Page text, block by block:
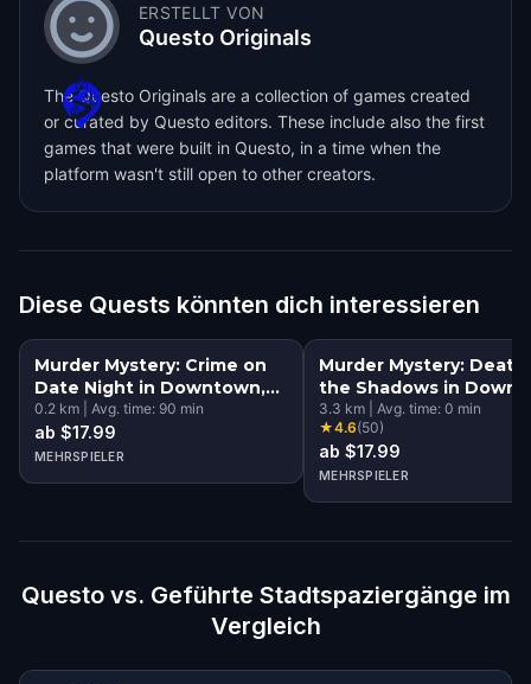
ERSTELLT VON
Questo Originals
The Questo Originals are a collection of games created
or curated by Questo editors. These include also the first
games that were built in Questo, in a time when the
platform wasn't still open to other creators.
Diese Quests könnten dich interessieren
Murder Mystery: Crime on
Date Night in Downtown,
Mesa
0.2 km Avg. time: 90 min
ab $17.99
MEHRSPIELER
Murder Mystery: Death
the Shadows in
Mesa
3.3 km Avg. time: 0 min
★4.6(50)
ab $17.99
MEHRSPIELER
Questo vs. Geführte Stadtspaziergänge im
Vergleich